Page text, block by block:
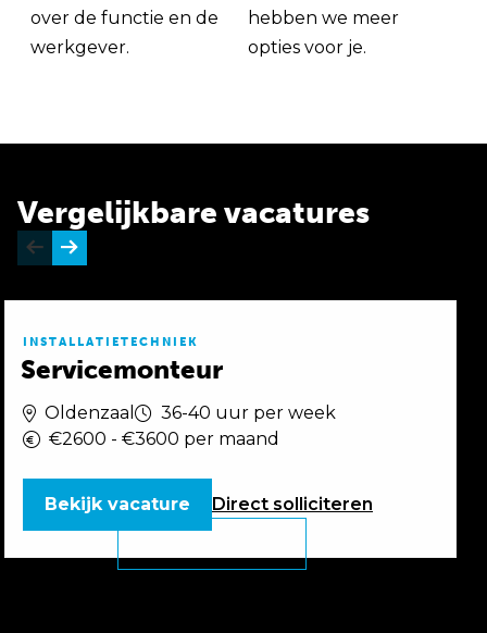
over de functie en de
werkgever.
hebben we meer
opties voor je.
Vergelijkbare vacatures
INSTALLATIETECHNIEK
Servicemonteur
Oldenzaal
36-40 uur per week
€2600 - €3600 per maand
Direct solliciteren
Bekijk vacature